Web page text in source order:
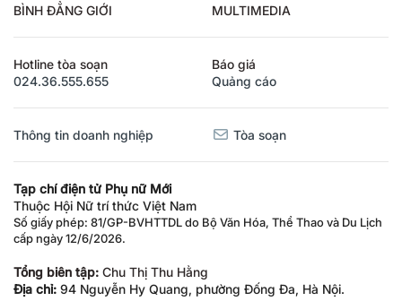
BÌNH ĐẲNG GIỚI MULTIMEDIA
Hotline tòa soạn
024.36.555.655
Báo giá
Quảng cáo
Thông tin doanh nghiệp Tòa soạn
Tạp chí điện tử Phụ nữ Mới
Thuộc Hội Nữ trí thức Việt Nam
Số giấy phép: 81/GP-BVHTTDL do Bộ Văn Hóa, Thể Thao và Du Lịch
cấp ngày 12/6/2026.
Tổng biên tập: Chu Thị Thu Hằng
Địa chỉ: 94 Nguyễn Hy Quang, phường Đống Đa, Hà Nội.